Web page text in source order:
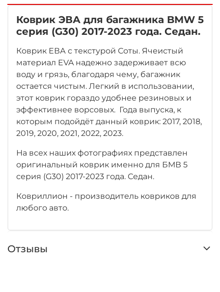
Коврик ЭВА для багажника BMW 5
серия (G30) 2017-2023 года. Седан.
Коврик ЕВА с текстурой Соты. Ячеистый
материал EVA надежно задерживает всю
воду и грязь, благодаря чему, багажник
остается чистым. Легкий в использовании,
этот коврик гораздо удобнее резиновых и
эффективнее ворсовых. Года выпуска, к
которым подойдёт данный коврик: 2017, 2018,
2019, 2020, 2021, 2022, 2023.
На всех наших фотографиях представлен
оригинальный коврик именно для БМВ 5
серия (G30) 2017-2023 года. Седан.
Ковриллион - производитель ковриков для
любого авто.
Отзывы